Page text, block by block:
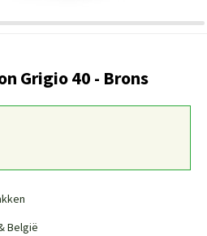
Grigio 40 - Brons
België